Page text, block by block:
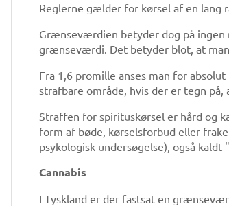
Reglerne gælder for kørsel af en lang
Grænseværdien betyder dog på ingen
grænseværdi. Det betyder blot, at
Fra 1,6 promille anses man for
strafbare område, hvis der er tegn
Straffen for spirituskørsel er hård og
form af bøde, kørselsforbud eller
psykologisk undersøgelse), også
Cannabis
I Tyskland er der fastsat en